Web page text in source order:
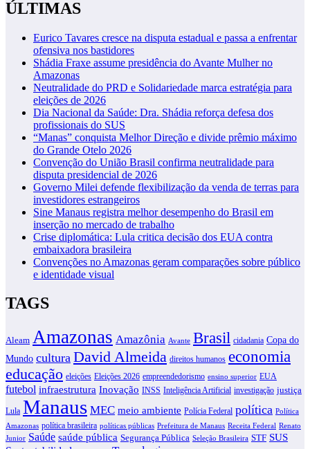
ÚLTIMAS
Eurico Tavares cresce na disputa estadual e passa a enfrentar
ofensiva nos bastidores
Shádia Fraxe assume presidência do Avante Mulher no
Amazonas
Neutralidade do PRD e Solidariedade marca estratégia para
eleições de 2026
Dia Nacional da Saúde: Dra. Shádia reforça defesa dos
profissionais do SUS
“Manas” conquista Melhor Direção e divide prêmio máximo
do Grande Otelo 2026
Convenção do União Brasil confirma neutralidade para
disputa presidencial de 2026
Governo Milei defende flexibilização da venda de terras para
investidores estrangeiros
Sine Manaus registra melhor desempenho do Brasil em
inserção no mercado de trabalho
Crise diplomática: Lula critica decisão dos EUA contra
embaixadora brasileira
Convenções no Amazonas geram comparações sobre público
e identidade visual
TAGS
Aleam Amazonas Amazônia Avante Brasil cidadania Copa do
Mundo cultura David Almeida direitos humanos economia
educação eleições Eleições 2026 empreendedorismo ensino superior EUA
futebol infraestrutura Inovação INSS Inteligência Artificial investigação justiça
Lula Manaus MEC meio ambiente Polícia Federal política Política
Amazonas política brasileira políticas públicas Prefeitura de Manaus Receita Federal Renato
Junior Saúde saúde pública Segurança Pública Seleção Brasileira STF SUS